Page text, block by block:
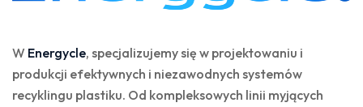
W Energycle, specjalizujemy się w projektowaniu i
produkcji efektywnych i niezawodnych systemów
recyklingu plastiku. Od kompleksowych linii myjących